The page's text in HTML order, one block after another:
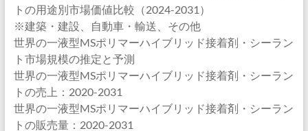
トの用途別市場価値比較（2024-2031）
※建築・建設、自動車・輸送、その他
世界の一液型MSポリマーハイブリッド接着剤・シーラン
ト市場規模の推定と予測
世界の一液型MSポリマーハイブリッド接着剤・シーラン
トの売上：2020-2031
世界の一液型MSポリマーハイブリッド接着剤・シーラン
トの販売量：2020-2031